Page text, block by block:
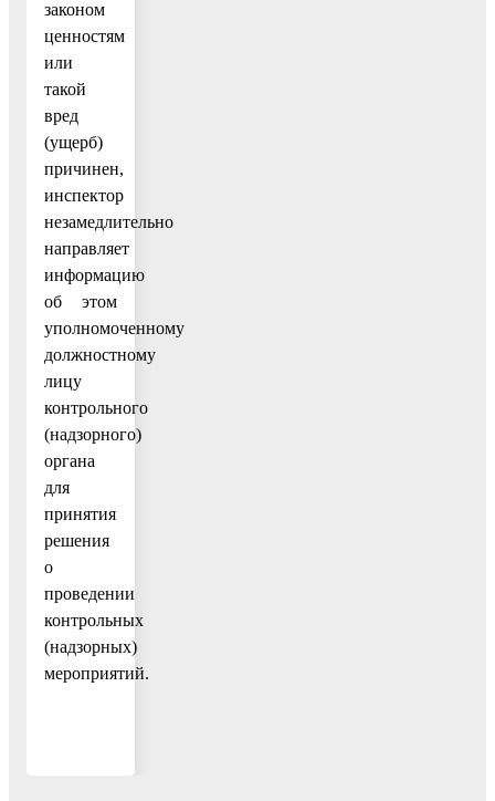
законом
ценностям
или
такой
вред
(ущерб)
причинен,
инспектор
незамедлительно
направляет
информацию
об этом
уполномоченному
должностному
лицу
контрольного
(надзорного)
органа
для
принятия
решения
о
проведении
контрольных
(надзорных)
мероприятий.